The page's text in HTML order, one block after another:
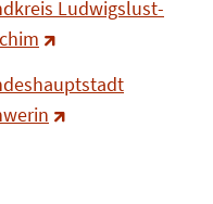
Ludwigslust-